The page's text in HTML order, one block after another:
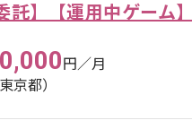
託】【運用中ゲーム
円／月
京都）